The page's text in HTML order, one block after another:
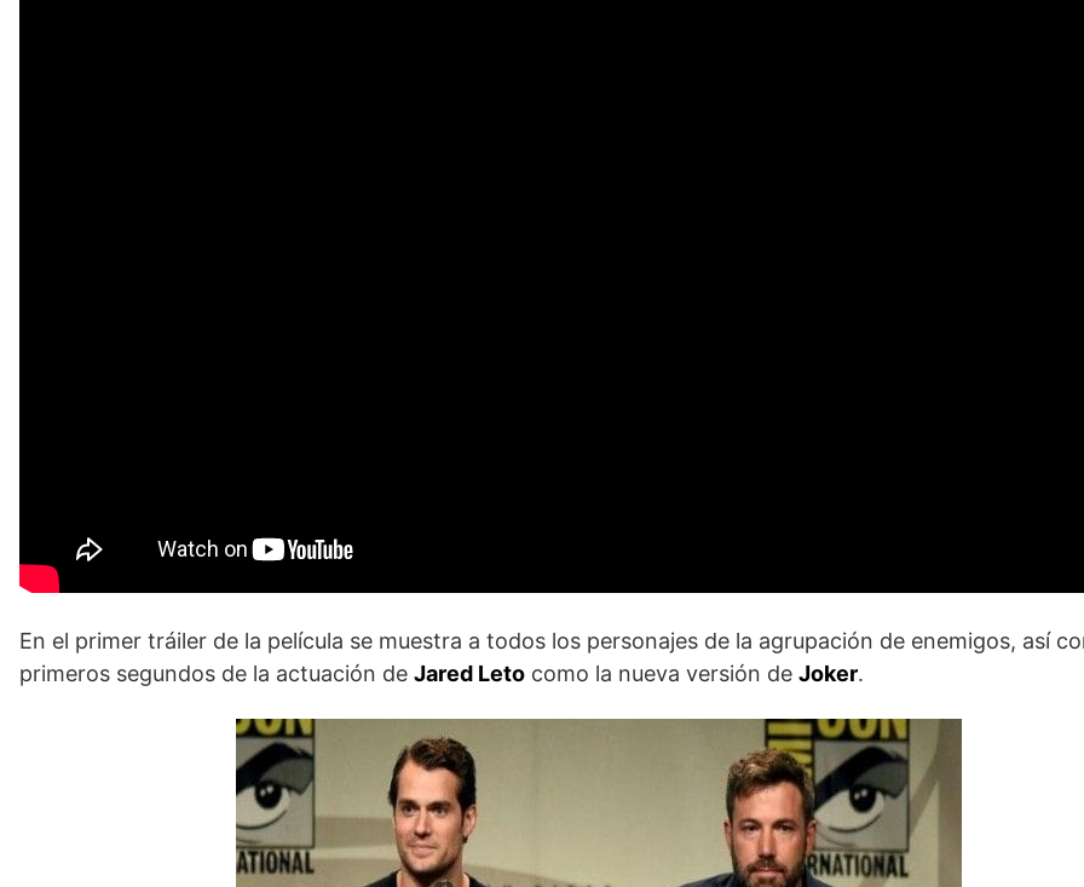
En el primer tráiler de la película se muestra a todos los personajes de la agrupación de enemigos, así
primeros segundos de la actuación de Jared Leto como la nueva versión de Joker.